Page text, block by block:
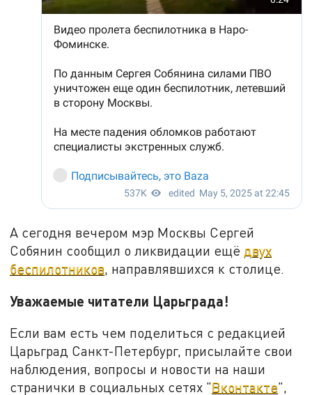
А сегодня вечером мэр Москвы Сергей
Собянин сообщил о ликвидации ещё двух
беспилотников, направлявшихся к столице.
Уважаемые читатели Царьграда!
Если вам есть чем поделиться с редакцией
Царьград Санкт-Петербург, присылайте свои
наблюдения, вопросы и новости на наши
странички в социальных сетях "Вконтакте",